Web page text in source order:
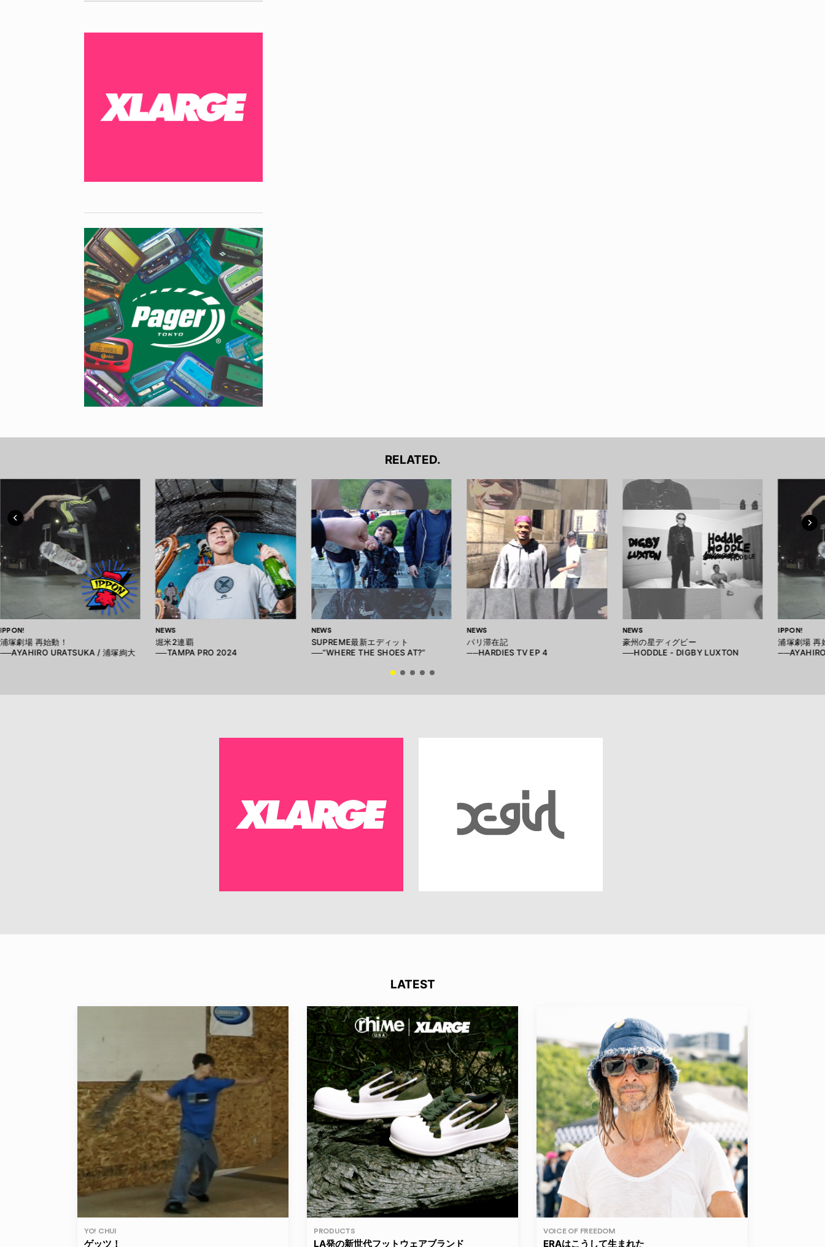
RELATED.
IPPON!
浦塚劇場 再始動！
──AYAHIRO URATSUKA / 浦塚絢大
NEWS
堀米2連覇
──TAMPA PRO 2024
NEWS
SUPREME最新エディット
──“WHERE THE SHOES AT?”
NEWS
パリ滞在記
──HARDIES TV EP 4
NEWS
豪州の星ディグビー
──HODDLE - DIGBY LUXTON
IPPON!
浦塚劇場 再
LATEST
YO! CHUI
ゲッツ！
PRODUCTS
LA発の新世代フットウェアブランド
VOICE OF FREEDOM
ERAはこうして生まれた